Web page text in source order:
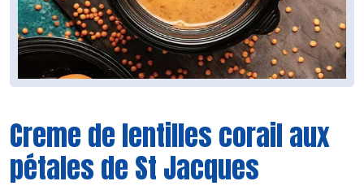
Creme de lentilles corail aux
pétales de St Jacques